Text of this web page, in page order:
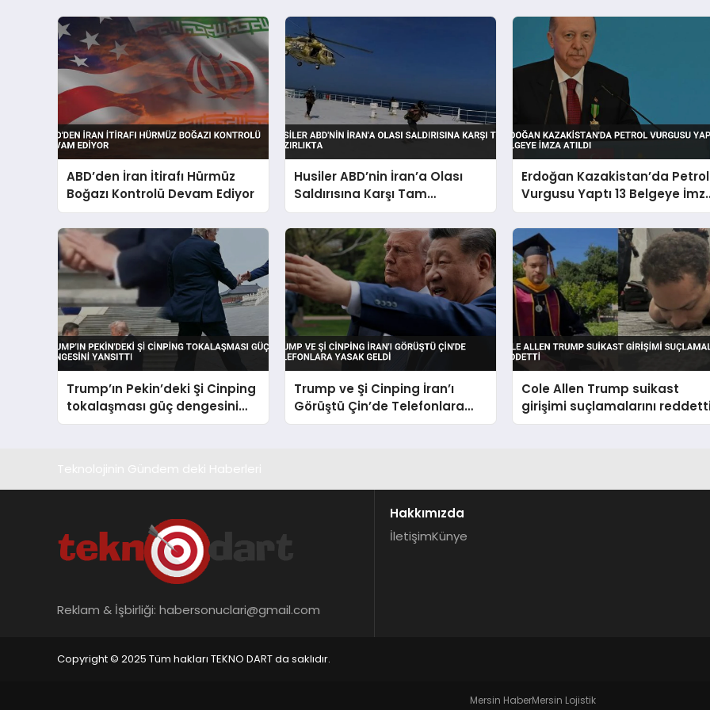
ABD’den İran İtirafı Hürmüz
Boğazı Kontrolü Devam Ediyor
Husiler ABD’nin İran’a Olası
Saldırısına Karşı Tam
Hazırlıkta
Erdoğan Kazakistan’da Petrol
Vurgusu Yaptı 13 Belgeye
Atıldı
Trump’ın Pekin’deki Şi Cinping
tokalaşması güç dengesini
yansıttı
Trump ve Şi Cinping İran’ı
Görüştü Çin’de Telefonlara
Yasak Geldi
Cole Allen Trump suikast
girişimi suçlamalarını
Reklam & İşbirliği: habersonuclari@gmail.com
Hakkımızda
İletişimKünye
Copyright © 2025 Tüm hakları TEKNO DART da saklıdır.
Mersin HaberMersin Lojistik